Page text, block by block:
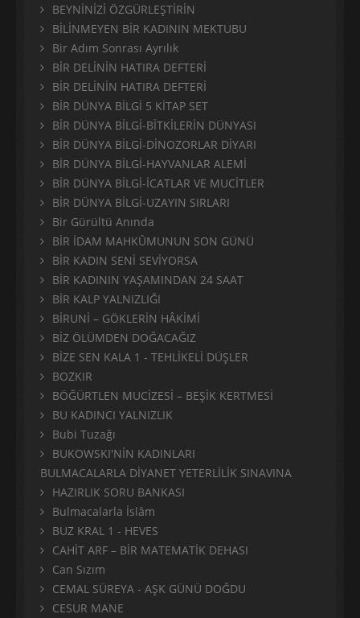
BEYNİNİZİ ÖZGÜRLEŞTİRİN
BİLİNMEYEN BİR KADININ MEKTUBU
Bir Adım Sonrası Ayrılık
BİR DELİNİN HATIRA DEFTERİ
BİR DELİNİN HATIRA DEFTERİ
BİR DÜNYA BİLGİ 5 KİTAP SET
BİR DÜNYA BİLGİ-BİTKİLERİN DÜNYASI
BİR DÜNYA BİLGİ-DİNOZORLAR DİYARI
BİR DÜNYA BİLGİ-HAYVANLAR ALEMİ
BİR DÜNYA BİLGİ-İCATLAR VE MUCİTLER
BİR DÜNYA BİLGİ-UZAYIN SIRLARI
Bir Gürültü Anında
BİR İDAM MAHKÛMUNUN SON GÜNÜ
BİR KADIN SENİ SEVİYORSA
BİR KADININ YAŞAMINDAN 24 SAAT
BİR KALP YALNIZLIĞI
BİRUNİ – GÖKLERİN HÂKİMİ
BİZ ÖLÜMDEN DOĞACAĞIZ
BİZE SEN KALA 1 - TEHLİKELİ DÜŞLER
BOZKIR
BÖĞÜRTLEN MUCİZESİ – BEŞİK KERTMESİ
BU KADINCI YALNIZLIK
Bubi Tuzağı
BUKOWSKI'NİN KADINLARI
BULMACALARLA DİYANET YETERLİLİK SINAVINA
HAZIRLIK SORU BANKASI
Bulmacalarla İslâm
BUZ KRAL 1 - HEVES
CAHİT ARF – BİR MATEMATİK DEHASI
Can Sızım
CEMAL SÜREYA - AŞK GÜNÜ DOĞDU
CESUR MANE